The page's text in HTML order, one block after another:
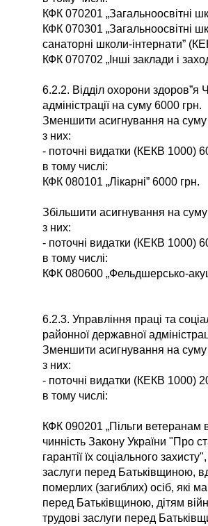
КФК 070201 „Загальноосвітні
КФК 070301 „Загальноосвітні
санаторні школи-інтернати”
КФК 070702 „Інші заклади і
6.2.2. Відділ охорони здоров”я
адміністрації на суму 6000 грн.
Зменшити асигнування на суму
з них:
- поточні видатки (КЕКВ 1000)
в тому числі:
КФК 080101 „Лікарні” 6000 грн.
Збільшити асигнування на
з них:
- поточні видатки (КЕКВ 1000)
в тому числі:
КФК 080600 „Фельдшерсько-
6.2.3. Управління праці та
районної державної
Зменшити асигнування на
з них:
- поточні видатки (КЕКВ 1000)
в тому числі:
КФК 090201 „Пільги
чинність Закону України "Про
гарантії їх соціального
заслуги перед Батьківщиною,
померлих (загиблих) осіб, які
перед Батьківщиною, дітям
трудові заслуги перед